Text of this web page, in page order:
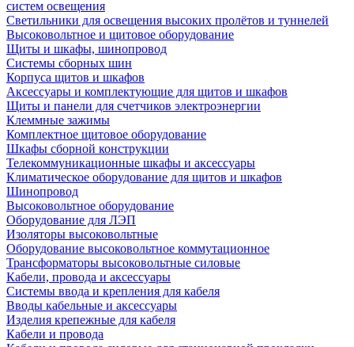
систем освещения
Светильники для освещения высоких пролётов и туннелей
Высоковольтное и щитовое оборудование
Щиты и шкафы, шинопровод
Системы сборных шин
Корпуса щитов и шкафов
Аксессуары и комплектующие для щитов и шкафов
Щиты и панели для счетчиков электроэнергии
Клеммные зажимы
Комплектное щитовое оборудование
Шкафы сборной конструкции
Телекоммуникационные шкафы и аксессуары
Климатическое оборудование для щитов и шкафов
Шинопровод
Высоковольтное оборудование
Оборудование для ЛЭП
Изоляторы высоковольтные
Оборудование высоковольтное коммутационное
Трансформаторы высоковольтные силовые
Кабели, провода и аксессуары
Системы ввода и крепления для кабеля
Вводы кабельные и аксессуары
Изделия крепежные для кабеля
Кабели и провода